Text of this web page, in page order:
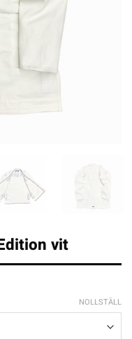
vit
NOLLSTÄLL